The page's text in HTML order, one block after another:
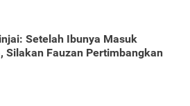
Setelah Ibunya Masuk
Silakan Fauzan Pertimbangkan